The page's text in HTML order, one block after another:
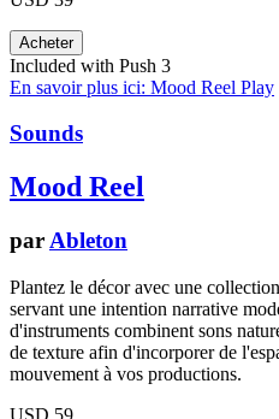
Included with Push 3
En savoir plus ici: Mood Reel Play
Sounds
Mood Reel
par Ableton
Plantez le décor avec une
servant une intention narrative
d'instruments combinent sons
de texture afin d'incorporer de
mouvement à vos productions.
USD 59